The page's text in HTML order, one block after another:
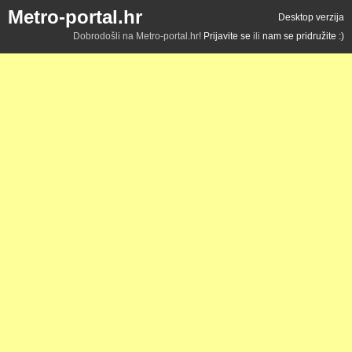
Metro-portal.hr
Desktop verzija
Dobrodošli na Metro-portal.hr! Prijavite se ili nam se pridružite :)